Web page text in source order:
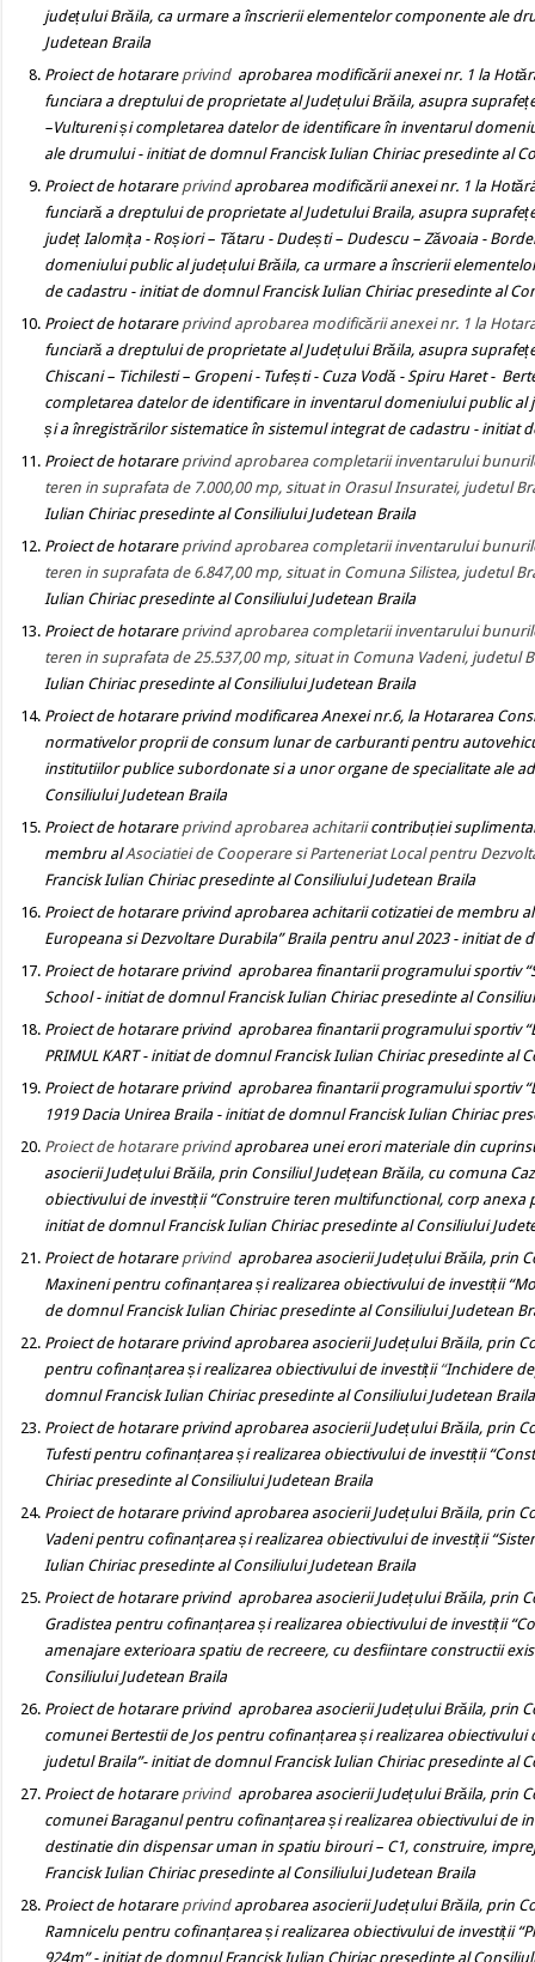
județului Brăila, ca urmare a înscrierii elementelor componente ale
Judetean Braila
Proiect de hotarare privind aprobarea modificării anexei nr. 1 la
funciara a dreptului de proprietate al Județului Brăila, asupra
–Vultureni și completarea datelor de identificare în inventarul
ale drumului- initiat de domnul Francisk Iulian Chiriac presedinte al
Proiect de hotarare privind aprobarea modificării anexei nr. 1 la
funciară a dreptului de proprietate al Judetului Braila, asupra
județ Ialomița - Roșiori – Tătaru - Dudești – Dudescu – Zăvoaia -
domeniului public al județului Brăila, ca urmare a înscrierii
de cadastru - initiat de domnul Francisk Iulian Chiriac presedinte al
Proiect de hotarare privind aprobarea modificării anexei nr. 1 la
funciară a dreptului de proprietate al Județului Brăila, asupra
Chiscani – Tichilesti – Gropeni - Tufești - Cuza Vodă - Spiru Haret -
completarea datelor de identificare in inventarul domeniului public al
și a înregistrărilor sistematice în sistemul integrat de cadastru - initiat
Proiect de hotarare privind aprobarea completarii inventarului
teren in suprafata de 7.000,00 mp, situat in Orasul Insuratei, judetul
Iulian Chiriac presedinte al Consiliului Judetean Braila
Proiect de hotarare privind aprobarea completarii inventarului
teren in suprafata de 6.847,00 mp, situat in Comuna Silistea, judetul
Iulian Chiriac presedinte al Consiliului Judetean Braila
Proiect de hotarare privind aprobarea completarii inventarului
teren in suprafata de 25.537,00 mp, situat in Comuna Vadeni, judetul
Iulian Chiriac presedinte al Consiliului Judetean Braila
Proiect de hotarare privind modificarea Anexei nr.6, la Hotararea
normativelor proprii de consum lunar de carburanti pentru
institutiilor publice subordonate si a unor organe de specialitate ale
Consiliului Judetean Braila
Proiect de hotarare privind aprobarea achitariicontribuției
membru alAsociatiei de Cooperare si Parteneriat Local pentru
Francisk Iulian Chiriac presedinte al Consiliului Judetean Braila
Proiect de hotarare privind aprobarea achitarii cotizatiei de membru
Europeana si Dezvoltare Durabila” Braila pentru anul 2023 - initiat de
Proiect de hotarare privind aprobarea finantarii programului sportiv
School - initiat de domnul Francisk Iulian Chiriac presedinte al
Proiect de hotarare privind aprobarea finantarii programului sportiv
PRIMUL KART - initiat de domnul Francisk Iulian Chiriac presedinte al
Proiect de hotarare privind aprobarea finantarii programului sportiv
1919 Dacia Unirea Braila - initiat de domnul Francisk Iulian Chiriac
Proiect de hotarare privind aprobarea unei erori materiale din
asocierii Județului Brăila, prin Consiliul Județean Brăila, cu comuna
obiectivului de investiții“Construire teren multifunctional, corp anexa
initiat de domnul Francisk Iulian Chiriac presedinte al Consiliului
Proiect de hotarare privind aprobarea asocierii Județului Brăila, prin
Maxineni pentru cofinanțarea și realizarea obiectivului de investiții“
de domnul Francisk Iulian Chiriac presedinte al Consiliului Judetean
Proiect de hotarare privind aprobarea asocierii Județului Brăila, prin
pentru cofinanțarea și realizarea obiectivului de investiții “Inchidere
domnul Francisk Iulian Chiriac presedinte al Consiliului Judetean Braila
Proiect de hotarare privind aprobarea asocierii Județului Brăila, prin
Tufesti pentru cofinanțarea și realizarea obiectivului de investiții“
Chiriac presedinte al Consiliului Judetean Braila
Proiect de hotarare privind aprobarea asocierii Județului Brăila, prin
Vadeni pentru cofinanțarea și realizarea obiectivului de investiții“
Iulian Chiriac presedinte al Consiliului Judetean Braila
Proiect de hotarare privind aprobarea asocierii Județului Brăila, prin
Gradistea pentru cofinanțarea și realizarea obiectivului de investiții“
amenajare exterioara spatiu de recreere, cu desfiintare constructii
Consiliului Judetean Braila
Proiect de hotarare privind aprobarea asocierii Județului Brăila, prin
comuneiBertestii de Jos pentru cofinanțarea și realizarea obiectivului
judetul Braila”- initiat de domnul Francisk Iulian Chiriac presedinte al
Proiect de hotarare privind aprobarea asocierii Județului Brăila, prin
comuneiBaraganul pentru cofinanțarea și realizarea obiectivului de
destinatie din dispensar uman in spatiu birouri – C1, construire,
Francisk Iulian Chiriac presedinte al Consiliului Judetean Braila
Proiect de hotarare privind aprobarea asocierii Județului Brăila, prin
Ramnicelu pentru cofinanțarea și realizarea obiectivului de investiții“
924m”- initiat de domnul Francisk Iulian Chiriac presedinte al